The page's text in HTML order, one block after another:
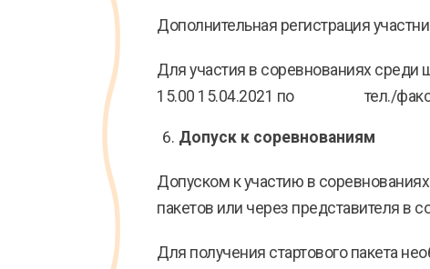
Дополнительная регистрация
Для участия в соревнованиях
15.00 15.04.2021 по тел./факсу
Допуск к соревнованиям
Допуском к участию в
пакетов или через представителя в
Для получения стартового пакета